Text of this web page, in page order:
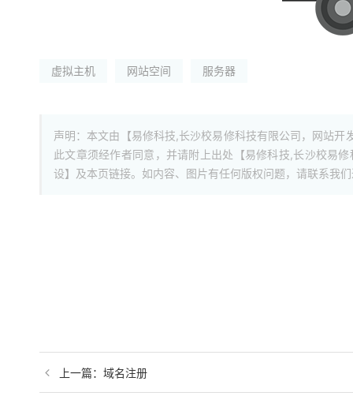
虚拟主机 网站空间 服务器
声明：本文由【易修科技,长沙校易修科技有限公司，网站
此文章须经作者同意，并请附上出处【易修科技,长沙校易
设】及本页链接。如内容、图片有任何版权问题，请联系我
上一篇：域名注册